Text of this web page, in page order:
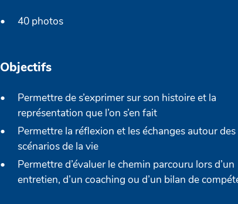
40 photos
Objectifs
Permettre de s’exprimer sur son histoire et la
représentation que l’on s’en fait
Permettre la réflexion et les échanges autour des
scénarios de la vie
Permettre d’évaluer le chemin parcouru lors d’un
entretien, d’un coaching ou d’un bilan de